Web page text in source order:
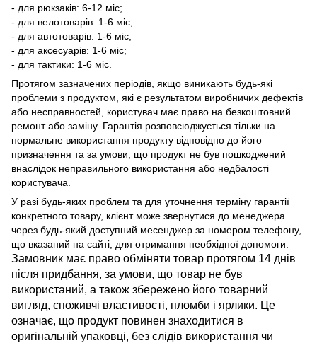
- для рюкзаків: 6-12 міс;
- для велотоварів: 1-6 міс;
- для автотоварів: 1-6 міс;
- для аксесуарів: 1-6 міс;
- для тактики: 1-6 міс.
Протягом зазначених періодів, якщо виникають будь-які
проблеми з продуктом, які є результатом виробничих дефектів
або несправностей, користувач має право на безкоштовний
ремонт або заміну. Гарантія розповсюджується тільки на
нормальне використання продукту відповідно до його
призначення та за умови, що продукт не був пошкоджений
внаслідок неправильного використання або недбалості
користувача.
У разі будь-яких проблем та для уточнення терміну гарантії
конкретного товару, клієнт може звернутися до менеджера
через будь-який доступний месенджер за номером телефону,
що вказаний на сайті, для отримання необхідної допомоги.
Замовник має право обміняти товар протягом 14 днів
після придбання, за умови, що товар не був
використаний, а також збережено його товарний
вигляд, споживчі властивості, пломби і ярлики. Це
означає, що продукт повинен знаходитися в
оригінальній упаковці, без слідів використання чи